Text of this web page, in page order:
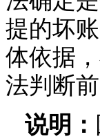
提的坏
体依据
法判断
说明：